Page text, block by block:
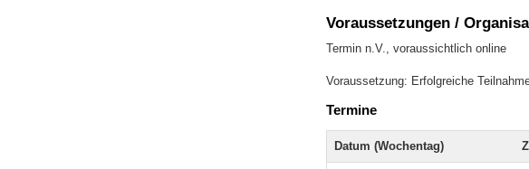
Voraussetzungen /
Termin n.V., voraussichtlich online
Voraussetzung: Erfolgreiche
Termine
Datum (Wochentag)